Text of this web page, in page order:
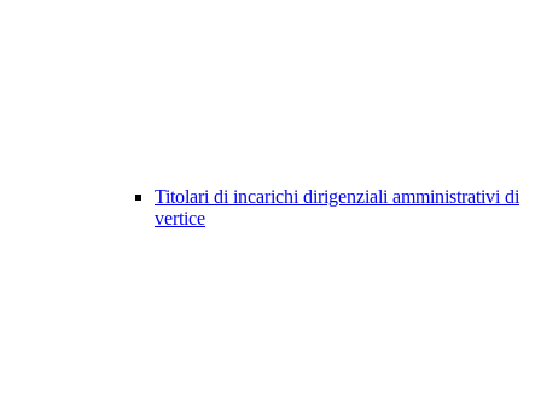
Titolari di incarichi dirigenziali amministrativi di
vertice